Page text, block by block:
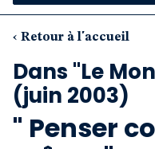
Nos
‹ Retour à l'accueil
Dans "Le
(juin 2003)
" Penser